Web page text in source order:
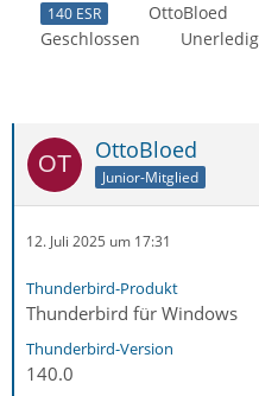
140 ESR OttoBloed
Geschlossen
OttoBloed
Junior-Mitglied
12. Juli 2025 um 17:31
Thunderbird-Produkt
Thunderbird für Windows
Thunderbird-Version
140.0